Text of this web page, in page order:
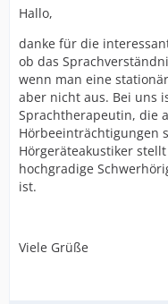
Hallo,
danke für die
ob das
wenn man eine
aber nicht aus. Bei uns
Sprachtherapeutin, die
Hörbeeinträchtigungen
Hörgeräteakustiker
hochgradige
ist.
Viele Grüße